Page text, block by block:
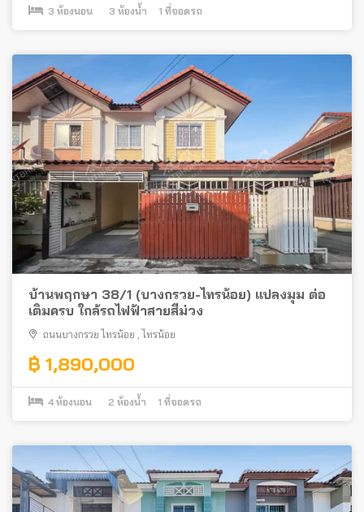
3 ห้องนอน 3 ห้องน้ำ 1 ที่จอดรถ
บ้านพฤกษา 38/1 (บางกรวย-ไทรน้อย) แปลงมุม ต่อ
เติมครบ ใกล้รถไฟฟ้าสายสีม่วง
ถนนบางกรวย ไทรน้อย , ไทรน้อย
฿ 1,890,000
4 ห้องนอน 2 ห้องน้ำ 1 ที่จอดรถ